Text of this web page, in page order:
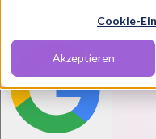
Cookie-
Akzeptieren
Du hast noch keinen